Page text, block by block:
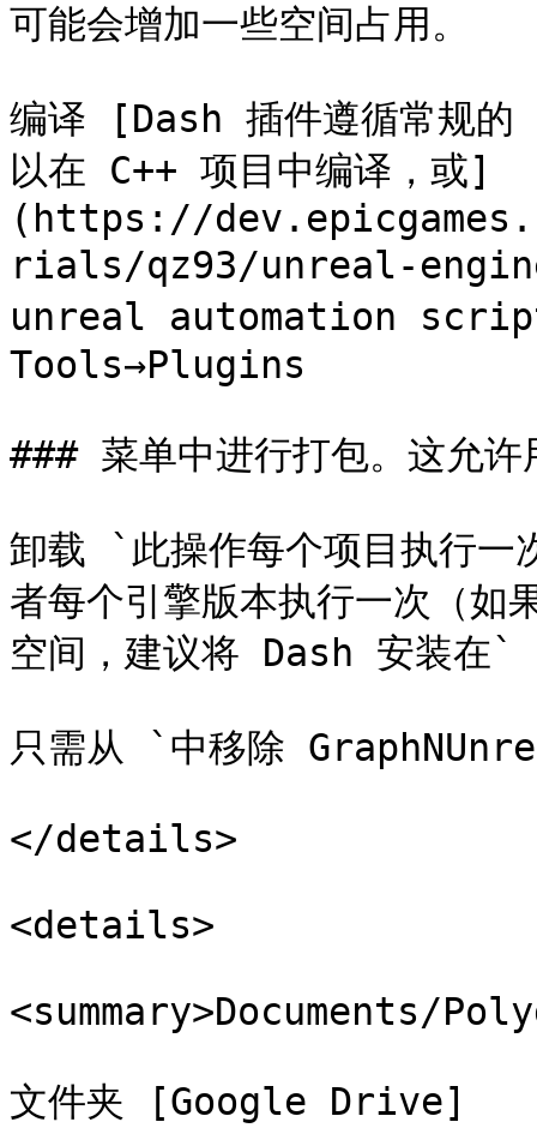
可能会增加一些空间占用。
编译 [Dash 插件遵循常规
以在 C++ 项目中编译，或]
(https://
rials/qz93/unreal-
unreal automation
Tools→Plugins
### 菜单中进行打包。这允
卸载 `此操作每个项目执行一
者每个引擎版本执行一次（
空间，建议将 Dash 安装在
只需从 `中移除
</details>
<details>
<summary>Documents/
文件夹 [Google Drive]